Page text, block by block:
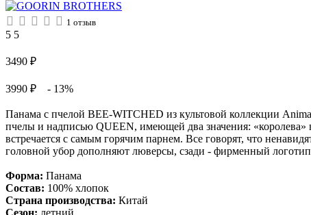
1 отзыв
5 5
3490 ₽
3990 ₽ - 13%
Панама с пчелой BEE-WITCHED из культовой коллекции
пчелы и надписью QUEEN, имеющей два значения: «королева»
встречается с самым горячим парнем. Все говорят, что
головной убор дополняют люверсы, сзади - фирменный
Форма: Панама
Состав: 100% хлопок
Страна производства: Китай
Сезон: летний